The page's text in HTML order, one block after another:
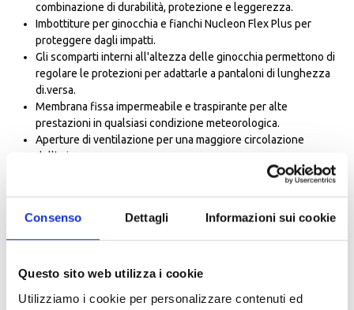
Consenso Dettagli Informazioni sui cookie
Questo sito web utilizza i cookie
Utilizziamo i cookie per personalizzare contenuti ed
combinazione di durabilità, protezione e leggerezza.
Imbottiture per ginocchia e fianchi Nucleon Flex Plus per
proteggere dagli impatti.
Gli scomparti interni all'altezza delle ginocchia permettono di
regolare le protezioni per adattarle a pantaloni di lunghezza
di.versa.
Membrana fissa impermeabile e traspirante per alte
prestazioni in qualsiasi condizione meteorologica.
Aperture di ventilazione per una maggiore circolazione
dell'aria.
Gambe pre-curvate per una vestibilità migliorata e una
Scomparti all'altezza dei fianchi a cui possono essere
incorporati i proteggi fianchi Bio-Flex Alpinestars.
costruzione
Costruzione del guscio principale in materiali multipli per la